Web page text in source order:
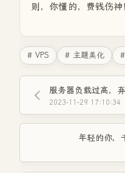
则，你懂的，费钱伤神
# VPS # 主题美化
服务器负载过高，
2023-11-29 17:10:34
年轻的你，